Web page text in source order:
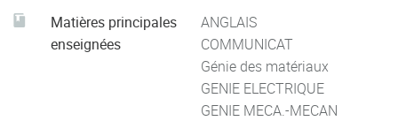
Matières principales
enseignées
ANGLAIS
COMMUNICAT
Génie des matériaux
GENIE ELECTRIQUE
GENIE MECA.-MECAN